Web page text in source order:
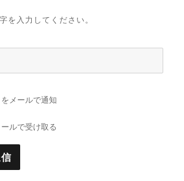
を入力してください。
メールで通知
ルで受け取る